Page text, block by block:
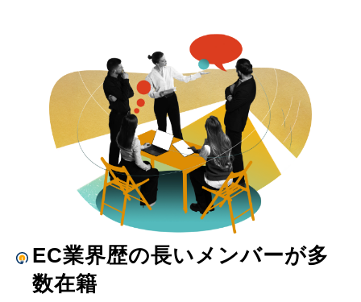
EC業界歴の長いメンバーが多
数在籍